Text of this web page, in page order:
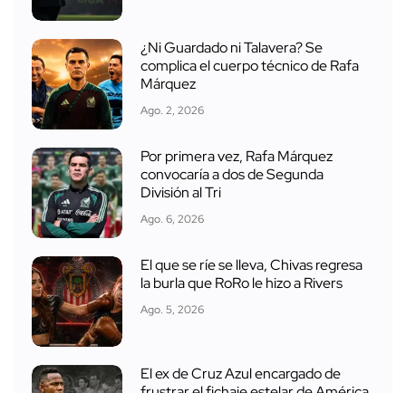
¿Ni Guardado ni Talavera? Se
complica el cuerpo técnico de Rafa
Márquez
Ago. 2, 2026
Por primera vez, Rafa Márquez
convocaría a dos de Segunda
División al Tri
Ago. 6, 2026
El que se ríe se lleva, Chivas regresa
la burla que RoRo le hizo a Rivers
Ago. 5, 2026
El ex de Cruz Azul encargado de